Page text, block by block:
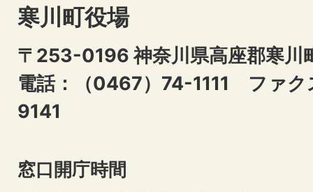
寒川町役場
〒253-0196 神奈川県高座郡寒川
電話：（0467）74-1111 ファ
9141
窓口開庁時間